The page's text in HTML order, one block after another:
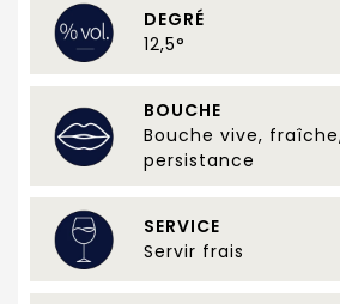
DEGRÉ
12,5°
BOUCHE
Bouche vive,
persistance
SERVICE
Servir frais